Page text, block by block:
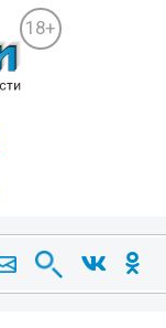
18+